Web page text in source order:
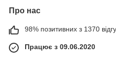
Про нас
98% позитивних з 1370
Працює з 09.06.2020